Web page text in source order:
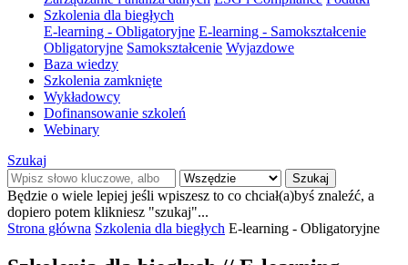
Szkolenia dla biegłych
E-learning - Obligatoryjne E-learning - Samokształcenie
Obligatoryjne Samokształcenie Wyjazdowe
Baza wiedzy
Szkolenia zamknięte
Wykładowcy
Dofinansowanie szkoleń
Webinary
Szukaj
Szukaj
Będzie o wiele lepiej jeśli wpiszesz to co chciał(a)byś znaleźć, a
dopiero potem klikniesz "szukaj"...
Strona główna Szkolenia dla biegłych E-learning - Obligatoryjne